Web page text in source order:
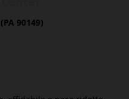
90149)